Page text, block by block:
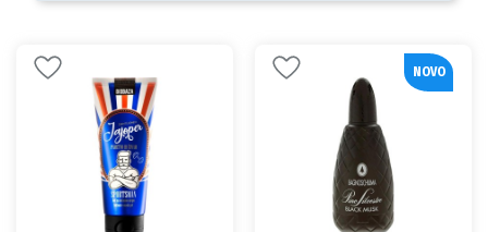
NOVO